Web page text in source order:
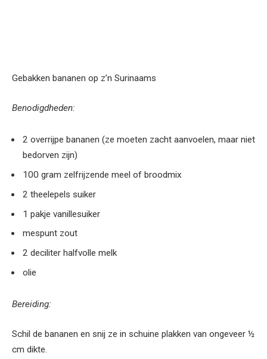
Gebakken bananen op z’n Surinaams
Benodigdheden:
2 overrijpe bananen (ze moeten zacht aanvoelen, maar niet
bedorven zijn)
100 gram zelfrijzende meel of broodmix
2 theelepels suiker
1 pakje vanillesuiker
mespunt zout
2 deciliter halfvolle melk
olie
Bereiding:
Schil de bananen en snij ze in schuine plakken van ongeveer ½
cm dikte.